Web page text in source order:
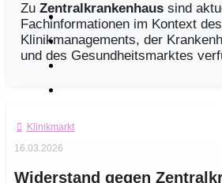
Zu Zentralkrankenhaus sind
Fachinformationen im Kontext des
Klinikmanagements, der
und des Gesundheitsmarktes
Klinikmarkt
16.03.2026
Widerstand gegen